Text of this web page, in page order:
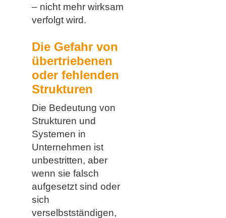
– nicht mehr wirksam
verfolgt wird.
Die Gefahr von
übertriebenen
oder fehlenden
Strukturen
Die Bedeutung von
Strukturen und
Systemen in
Unternehmen ist
unbestritten, aber
wenn sie falsch
aufgesetzt sind oder
sich
verselbstständigen,